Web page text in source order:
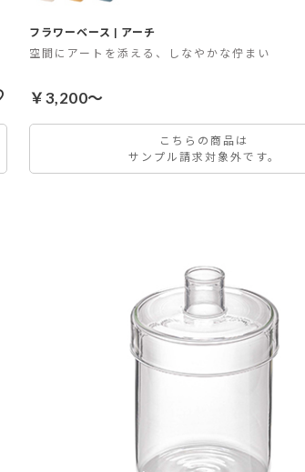
フラワーベース | アーチ
空間にアートを添える、しなやかな佇まい
￥3,200～
こちらの商品は
サンプル請求対象外です。